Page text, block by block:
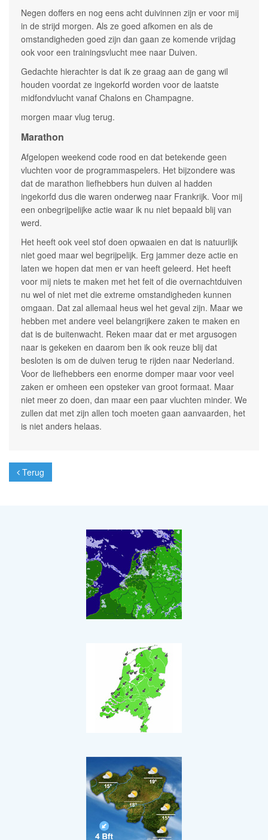
Negen doffers en nog eens acht duivinnen zijn er voor mij
in de strijd morgen. Als ze goed afkomen en als de
omstandigheden goed zijn dan gaan ze komende vrijdag
ook voor een trainingsvlucht mee naar Duiven.
Gedachte hierachter is dat ik ze graag aan de gang wil
houden voordat ze ingekorfd worden voor de laatste
midfondvlucht vanaf Chalons en Champagne.
morgen maar vlug terug.
Marathon
Afgelopen weekend code rood en dat betekende geen
vluchten voor de programmaspelers. Het bijzondere was
dat de marathon liefhebbers hun duiven al hadden
ingekorfd dus die waren onderweg naar Frankrijk. Voor mij
een onbegrijpelijke actie waar ik nu niet bepaald blij van
werd.
Het heeft ook veel stof doen opwaaien en dat is natuurlijk
niet goed maar wel begrijpelijk. Erg jammer deze actie en
laten we hopen dat men er van heeft geleerd. Het heeft
voor mij niets te maken met het feit of die overnachtduiven
nu wel of niet met die extreme omstandigheden kunnen
omgaan. Dat zal allemaal heus wel het geval zijn. Maar we
hebben met andere veel belangrijkere zaken te maken en
dat is de buitenwacht. Reken maar dat er met argusogen
naar is gekeken en daarom ben ik ook reuze blij dat
besloten is om de duiven terug te rijden naar Nederland.
Voor de liefhebbers een enorme domper maar voor veel
zaken er omheen een opsteker van groot formaat. Maar
niet meer zo doen, dan maar een paar vluchten minder. We
zullen dat met zijn allen toch moeten gaan aanvaarden, het
is niet anders helaas.
Terug